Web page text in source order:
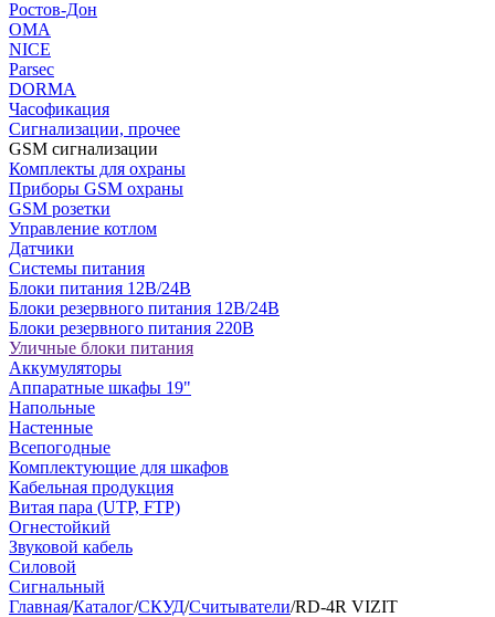
Ростов-Дон
ОМА
NICE
Parsec
DORMA
Часофикация
Сигнализации, прочее
GSM сигнализации
Комплекты для охраны
Приборы GSM охраны
GSM розетки
Управление котлом
Датчики
Системы питания
Блоки питания 12В/24В
Блоки резервного питания 12В/24В
Блоки резервного питания 220В
Уличные блоки питания
Аккумуляторы
Аппаратные шкафы 19"
Напольные
Настенные
Всепогодные
Комплектующие для шкафов
Кабельная продукция
Витая пара (UTP, FTP)
Огнестойкий
Звуковой кабель
Силовой
Сигнальный
Главная/Каталог/СКУД/Считыватели/RD-4R VIZIT